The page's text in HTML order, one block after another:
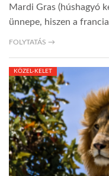
Mardi Gras (húshagyó
ünnepe, hiszen a
FOLYTATÁS →
KÖZEL-KELET